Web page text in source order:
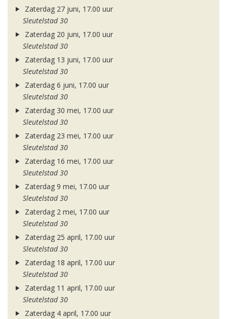
Zaterdag 27 juni, 17.00 uur
Sleutelstad 30
Zaterdag 20 juni, 17.00 uur
Sleutelstad 30
Zaterdag 13 juni, 17.00 uur
Sleutelstad 30
Zaterdag 6 juni, 17.00 uur
Sleutelstad 30
Zaterdag 30 mei, 17.00 uur
Sleutelstad 30
Zaterdag 23 mei, 17.00 uur
Sleutelstad 30
Zaterdag 16 mei, 17.00 uur
Sleutelstad 30
Zaterdag 9 mei, 17.00 uur
Sleutelstad 30
Zaterdag 2 mei, 17.00 uur
Sleutelstad 30
Zaterdag 25 april, 17.00 uur
Sleutelstad 30
Zaterdag 18 april, 17.00 uur
Sleutelstad 30
Zaterdag 11 april, 17.00 uur
Sleutelstad 30
Zaterdag 4 april, 17.00 uur